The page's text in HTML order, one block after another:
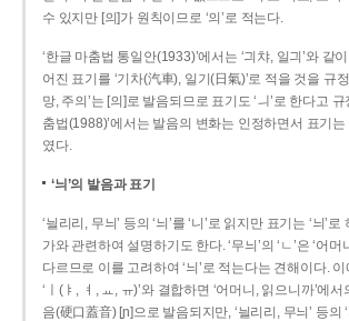
수 있지만 [의]가 원칙이므로 ‘의’로 적는다.
‘한글 마춤법 통일안(1933)’에서는 ‘긔챠, 일긔’와 같
어진 표기를 ‘기차(汽車), 일기(日氣)’로 적을 것을 규
망, 주의’는 [의]로 발음되므로 표기도 ‘ㅢ’로 한다고
춤법(1988)’에서는 발음의 변화는 인정하면서 표기
였다.
‘늬’의 발음과 표기
‘늴리리, 무늬’ 등의 ‘늬’를 ‘니’로 읽지만 표기는 ‘늬’로
가와 관련하여 설명하기도 한다. ‘무늬’의 ‘ㄴ’은 ‘어머
다르므로 이를 고려하여 ‘늬’로 적는다는 견해이다. 이
‘ㅣ(ㅑ, ㅕ, ㅛ, ㅠ)’와 결합하면 ‘어머니, 읽으니까’에
음(硬口蓋音) [ɲ]으로 발음되지만, ‘늴리리, 무늬’ 등의